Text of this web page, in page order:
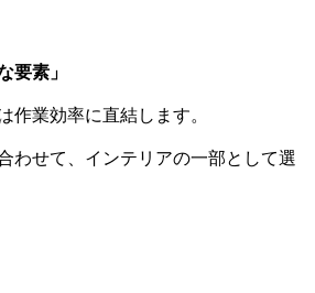
要素」
作業効率に直結します。
わせて、インテリアの一部として選